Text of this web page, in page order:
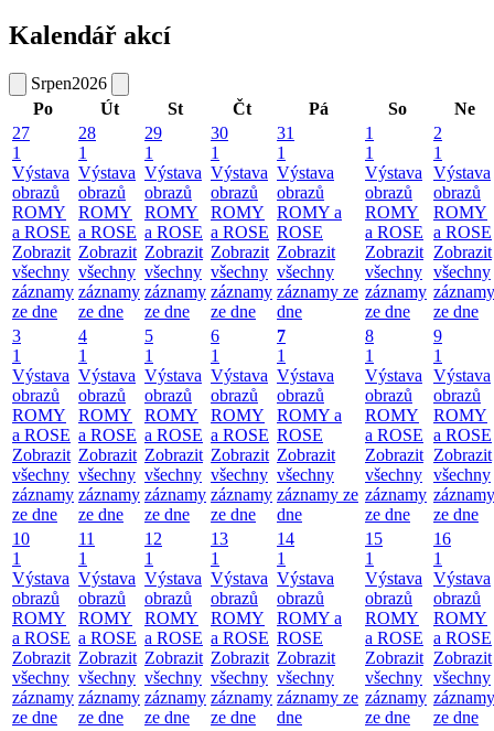
Kalendář akcí
Srpen2026
Po
Út St Čt Pá So
Ne
27
1
Výstava
obrazů
ROMY
a ROSE
Zobrazit
všechny
záznamy
ze dne
28
1
Výstava
obrazů
ROMY
a ROSE
Zobrazit
všechny
záznamy
ze dne
29
1
Výstava
obrazů
ROMY
a ROSE
Zobrazit
všechny
záznamy
ze dne
30
1
Výstava
obrazů
ROMY
a ROSE
Zobrazit
všechny
záznamy
ze dne
31
1
Výstava
obrazů
ROMY a
ROSE
Zobrazit
všechny
záznamy ze
dne
1
1
Výstava
obrazů
ROMY
a ROSE
Zobrazit
všechny
záznamy
ze dne
2
1
Výstava
obrazů
ROMY
a ROSE
Zobrazit
všechny
záznamy
ze dne
3
1
Výstava
obrazů
ROMY
a ROSE
Zobrazit
všechny
záznamy
ze dne
4
1
Výstava
obrazů
ROMY
a ROSE
Zobrazit
všechny
záznamy
ze dne
5
1
Výstava
obrazů
ROMY
a ROSE
Zobrazit
všechny
záznamy
ze dne
6
1
Výstava
obrazů
ROMY
a ROSE
Zobrazit
všechny
záznamy
ze dne
7
1
Výstava
obrazů
ROMY a
ROSE
Zobrazit
všechny
záznamy ze
dne
8
1
Výstava
obrazů
ROMY
a ROSE
Zobrazit
všechny
záznamy
ze dne
9
1
Výstava
obrazů
ROMY
a ROSE
Zobrazit
všechny
záznamy
ze dne
10
1
Výstava
obrazů
ROMY
a ROSE
Zobrazit
všechny
záznamy
ze dne
11
1
Výstava
obrazů
ROMY
a ROSE
Zobrazit
všechny
záznamy
ze dne
12
1
Výstava
obrazů
ROMY
a ROSE
Zobrazit
všechny
záznamy
ze dne
13
1
Výstava
obrazů
ROMY
a ROSE
Zobrazit
všechny
záznamy
ze dne
14
1
Výstava
obrazů
ROMY a
ROSE
Zobrazit
všechny
záznamy ze
dne
15
1
Výstava
obrazů
ROMY
a ROSE
Zobrazit
všechny
záznamy
ze dne
16
1
Výstava
obrazů
ROMY
a ROSE
Zobrazit
všechny
záznamy
ze dne